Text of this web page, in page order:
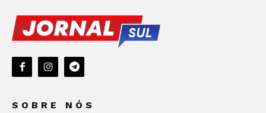
SOBRE NÓS